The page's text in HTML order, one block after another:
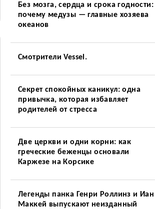
Без мозга, сердца и срока годности:
почему медузы — главные хозяева
океанов
Смотрители Vessel.
Секрет спокойных каникул: одна
привычка, которая избавляет
родителей от стресса
Две церкви и одни корни: как
греческие беженцы основали
Каржезе на Корсике
Легенды панка Генри Роллинз и Иан
Маккей выпускают неизданный